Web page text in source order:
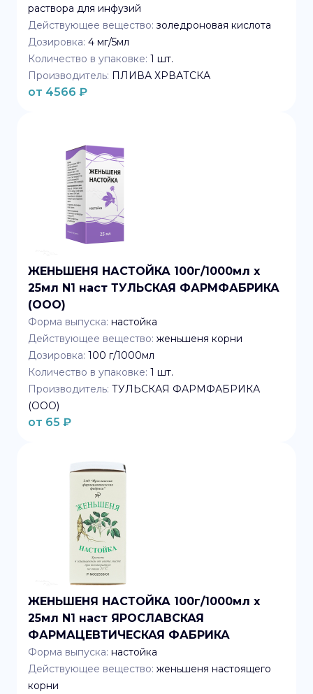
раствора для инфузий
Действующее вещество: золедроновая кислота
Дозировка: 4 мг/5мл
Количество в упаковке: 1 шт.
Производитель: ПЛИВА ХРВАТСКА
от 4566 ₽
ЖЕНЬШЕНЯ НАСТОЙКА 100г/1000мл x
25мл N1 наст ТУЛЬСКАЯ ФАРМФАБРИКА
(ООО)
Форма выпуска: настойка
Действующее вещество: женьшеня корни
Дозировка: 100 г/1000мл
Количество в упаковке: 1 шт.
Производитель: ТУЛЬСКАЯ ФАРМФАБРИКА
(ООО)
от 65 ₽
ЖЕНЬШЕНЯ НАСТОЙКА 100г/1000мл x
25мл N1 наст ЯРОСЛАВСКАЯ
ФАРМАЦЕВТИЧЕСКАЯ ФАБРИКА
Форма выпуска: настойка
Действующее вещество: женьшеня настоящего
корни